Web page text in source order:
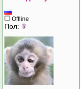
Offline
Пол: